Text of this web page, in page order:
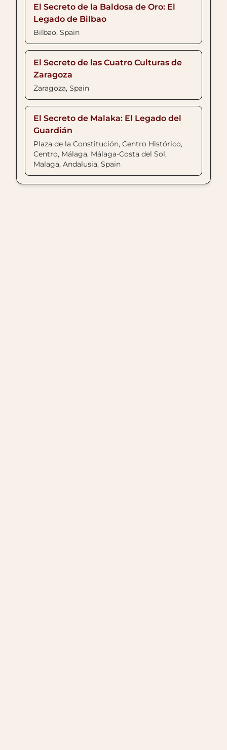
El Secreto de la Baldosa de Oro: El
Legado de Bilbao
Bilbao, Spain
El Secreto de las Cuatro Culturas de
Zaragoza
Zaragoza, Spain
El Secreto de Malaka: El Legado del
Guardián
Plaza de la Constitución, Centro Histórico,
Centro, Málaga, Málaga-Costa del Sol,
Malaga, Andalusia, Spain